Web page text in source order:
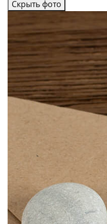
Скрыть фото